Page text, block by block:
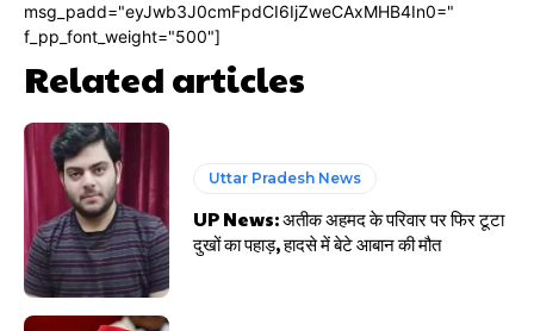
msg_padd="eyJwb3J0cmFpdCI6IjZweCAxMHB4In0="
f_pp_font_weight="500"]
Related articles
Uttar Pradesh News
UP News: अतीक अहमद के परिवार पर फिर टूटा
दुखों का पहाड़, हादसे में बेटे आबान की मौत